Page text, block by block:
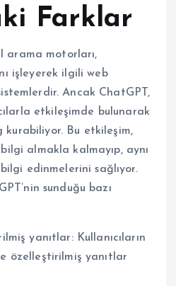
Farklar
arama motorları,
işleyerek ilgili web
Ancak ChatGPT,
etkileşimde bulunarak
Bu etkileşim,
bilgi almakla kalmayıp, aynı
edinmelerini sağlıyor.
sunduğu bazı
yanıtlar: Kullanıcıların
özelleştirilmiş yanıtlar